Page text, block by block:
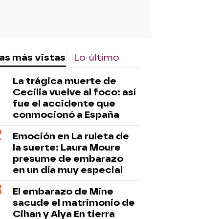
más vistas Lo último
La trágica muerte de
Cecilia vuelve al foco: así
fue el accidente que
conmocionó a España
Emoción en La ruleta de
la suerte: Laura Moure
presume de embarazo
en un día muy especial
El embarazo de Mine
sacude el matrimonio de
Cihan y Alya En tierra